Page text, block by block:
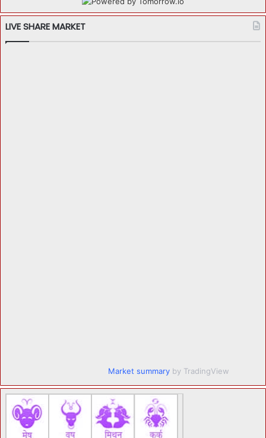
LIVE SHARE MARKET
Market summary by TradingView